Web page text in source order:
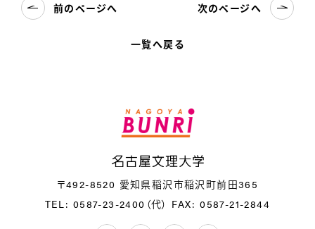
一覧へ戻る
前のページへ 次のページへ
〒492-8520 愛知県稲沢市稲沢町前田365
TEL: 0587-23-2400（代） FAX: 0587-21-2844